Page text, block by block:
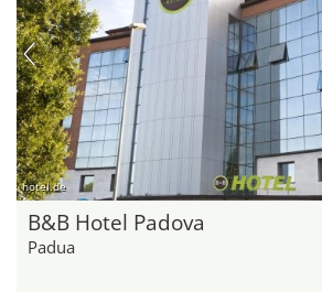
hotel.de
B&B Hotel Padova
Padua